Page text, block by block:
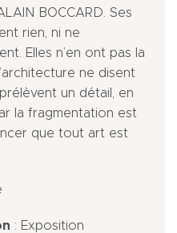
BOCCARD. Ses
rien, ni ne
Elles n’en ont pas la
ne disent
un détail, en
la fragmentation est
que tout art est
: Exposition